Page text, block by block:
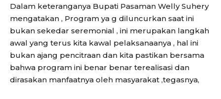
Dalam keteranganya Bupati Pasaman Welly Suhery
mengatakan , Program ya g diluncurkan saat ini
bukan sekedar seremonial , ini merupakan langkah
awal yang terus kita kawal pelaksanaanya , hal ini
bukan ajang pencitraan dan kita pastikan bersama
bahwa program ini benar benar terealisasi dan
dirasakan manfaatnya oleh masyarakat ,tegasnya,